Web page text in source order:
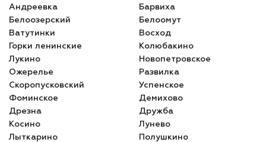
Андреевка
Барвиха
Белоозерский
Белоомут
Ватутинки
Восход
Горки ленинские
Колюбакино
Лукино
Новопетровское
Ожерелье
Развилка
Скоропусковский
Успенское
Фоминское
Демихово
Дрезна
Дружба
Косино
Лунево
Лыткарино
Полушкино